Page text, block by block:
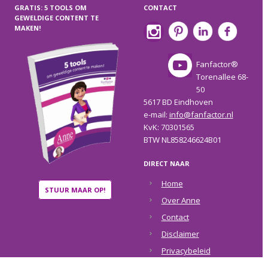
GRATIS: 5 TOOLS OM
GEWELDIGE CONTENT TE
MAKEN!
STUUR MAAR OP!
CONTACT
Fanfactor®
Torenallee 68-
50
5617 BD Eindhoven
e-mail: info@fanfactor.nl
KvK: 70301565
BTW NL858246624B01
DIRECT NAAR
Home
Over Anne
Contact
Disclaimer
Privacybeleid